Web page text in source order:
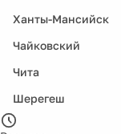
Ханты-Мансийск
Чайковский
Чита
Шерегеш